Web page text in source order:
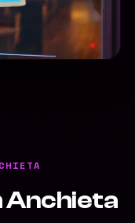
Anchieta